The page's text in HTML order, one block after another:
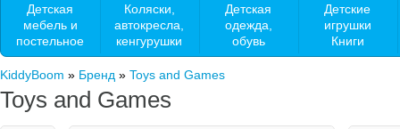
Детская
мебель и
постельное
Коляски,
автокресла,
кенгурушки
Детская
одежда,
обувь
Детские
игрушки
Книги
KiddyBoom » Бренд » Toys and Games
Toys and Games